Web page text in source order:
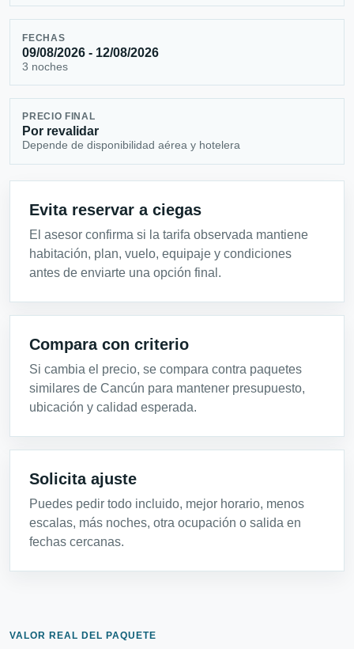
FECHAS
09/08/2026 - 12/08/2026
3 noches
PRECIO FINAL
Por revalidar
Depende de disponibilidad aérea y hotelera
Evita reservar a ciegas
El asesor confirma si la tarifa observada mantiene
habitación, plan, vuelo, equipaje y condiciones
antes de enviarte una opción final.
Compara con criterio
Si cambia el precio, se compara contra paquetes
similares de Cancún para mantener presupuesto,
ubicación y calidad esperada.
Solicita ajuste
Puedes pedir todo incluido, mejor horario, menos
escalas, más noches, otra ocupación o salida en
fechas cercanas.
VALOR REAL DEL PAQUETE